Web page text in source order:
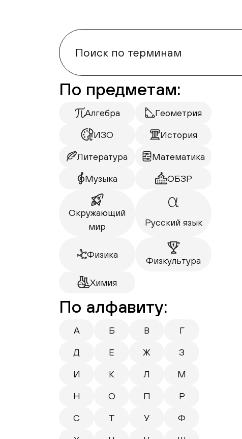
По предметам:
Алгебра Геометрия
ИЗО История
Литература Математика
Музыка ОБЗР
Окружающий
мир
Русский язык
Физика
Физкультура
Химия
По алфавиту:
А Б В Г
Д Е Ж З
И К Л М
Н О П Р
С Т У Ф